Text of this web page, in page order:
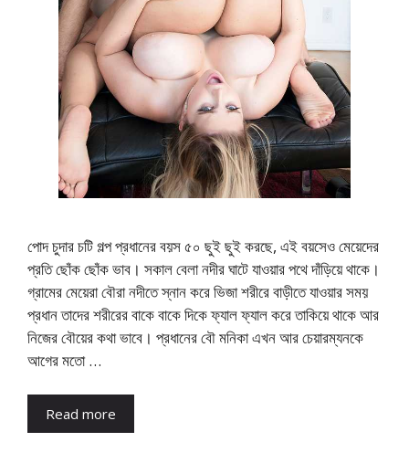
পোদ চুদার চটি গল্প প্রধানের বয়স ৫০ ছুই ছুই করছে, এই বয়সেও মেয়েদের
প্রতি ছোঁক ছোঁক ভাব। সকাল বেলা নদীর ঘাটে যাওয়ার পথে দাঁড়িয়ে থাকে।
গ্রামের মেয়েরা বৌরা নদীতে স্নান করে ভিজা শরীরে বাড়ীতে যাওয়ার সময়
প্রধান তাদের শরীরের বাকে বাকে দিকে ফ্যাল ফ্যাল করে তাকিয়ে থাকে আর
নিজের বৌয়ের কথা ভাবে। প্রধানের বৌ মনিকা এখন আর চেয়ারম্যনকে
আগের মতো …
Read more